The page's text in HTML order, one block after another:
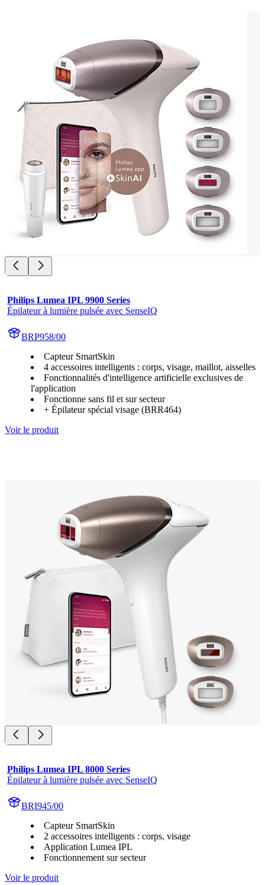
Philips Lumea IPL 9900 Series
Épilateur à lumière pulsée avec SenseIQ
BRP958/00
Capteur SmartSkin
4 accessoires intelligents : corps, visage, maillot, aisselles
Fonctionnalités d'intelligence artificielle exclusives de
l'application
Fonctionne sans fil et sur secteur
+ Épilateur spécial visage (BRR464)
Voir le produit
Philips Lumea IPL 8000 Series
Épilateur à lumière pulsée avec SenseIQ
BRI945/00
Capteur SmartSkin
2 accessoires intelligents : corps, visage
Application Lumea IPL
Fonctionnement sur secteur
Voir le produit